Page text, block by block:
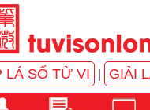
LÁ SỐ TỬ VI GIẢI